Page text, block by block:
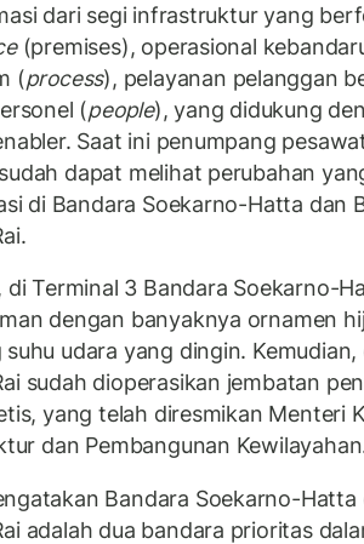
dari segi infrastruktur yang
(premises), operasional
(process), pelayanan pelanggan
(people), yang didukung
Saat ini penumpang
dapat melihat perubahan
di Bandara Soekarno-Hatta dan
di Terminal 3 Bandara Soekarno-
dengan banyaknya ornamen
suhu udara yang dingin. Kemudian,
sudah dioperasikan jembatan
yang telah diresmikan Menteri
dan Pembangunan
Bandara Soekarno-Hatta
adalah dua bandara prioritas